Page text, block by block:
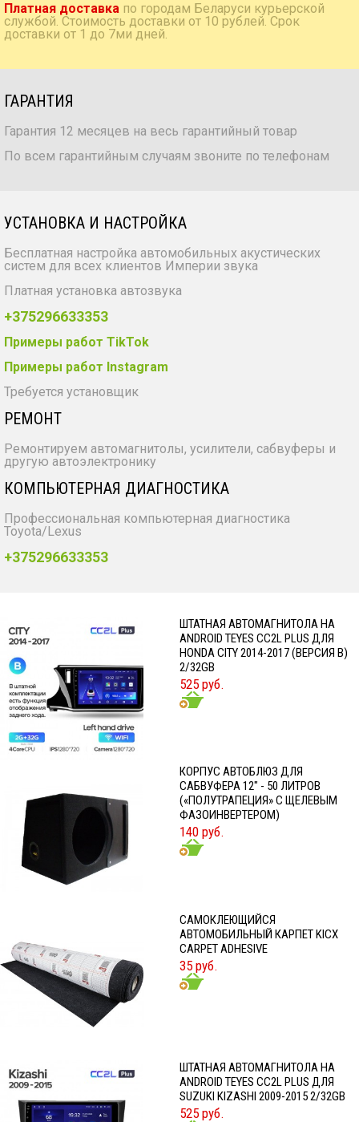
Платная доставка по городам Беларуси курьерской
службой. Стоимость доставки от 10 рублей. Срок
доставки от 1 до 7ми дней.
ГАРАНТИЯ
Гарантия 12 месяцев на весь гарантийный товар
По всем гарантийным случаям звоните по телефонам
УСТАНОВКА И НАСТРОЙКА
Бесплатная настройка автомобильных акустических
систем для всех клиентов Империи звука
Платная установка автозвука
+375296633353
Примеры работ TikTok
Примеры работ Instagram
Требуется установщик
РЕМОНТ
Ремонтируем автомагнитолы, усилители, сабвуферы и
другую автоэлектронику
КОМПЬЮТЕРНАЯ ДИАГНОСТИКА
Профессиональная компьютерная диагностика
Toyota/Lexus
+375296633353
ШТАТНАЯ АВТОМАГНИТОЛА НА
ANDROID TEYES CC2L PLUS ДЛЯ
HONDA CITY 2014-2017 (ВЕРСИЯ B)
2/32GB
525 руб.
КОРПУС АВТОБЛЮЗ ДЛЯ
САБВУФЕРА 12" - 50 ЛИТРОВ
(«ПОЛУТРАПЕЦИЯ» С ЩЕЛЕВЫМ
ФАЗОИНВЕРТЕРОМ)
140 руб.
CАМОКЛЕЮЩИЙСЯ
АВТОМОБИЛЬНЫЙ КАРПЕТ KICX
CARPET ADHESIVE
35 руб.
ШТАТНАЯ АВТОМАГНИТОЛА НА
ANDROID TEYES CC2L PLUS ДЛЯ
SUZUKI KIZASHI 2009-2015 2/32GB
525 руб.